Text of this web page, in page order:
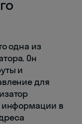
одна из
Он
и
для
в